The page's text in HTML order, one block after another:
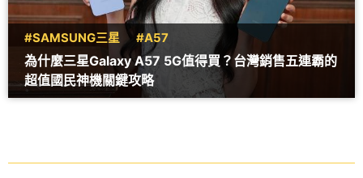
#SAMSUNG三星 #A57
為什麼三星Galaxy A57 5G值得買？台灣銷售五連霸的
超值國民神機關鍵攻略